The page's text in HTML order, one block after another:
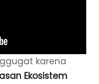
karena
Ekosistem